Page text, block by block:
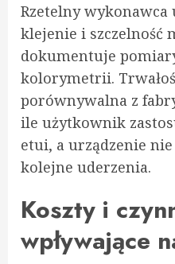
Rzetelny
klejenie i szczelność
dokumentuje
kolorymetrii.
porównywalna z
ile użytkownik
etui, a urządzenie
kolejne uderzenia.
Koszty i
wpływające